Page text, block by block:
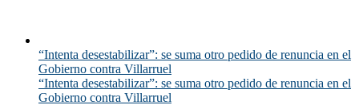
“Intenta desestabilizar”: se suma otro pedido de renuncia en el
Gobierno contra Villarruel
“Intenta desestabilizar”: se suma otro pedido de renuncia en el
Gobierno contra Villarruel